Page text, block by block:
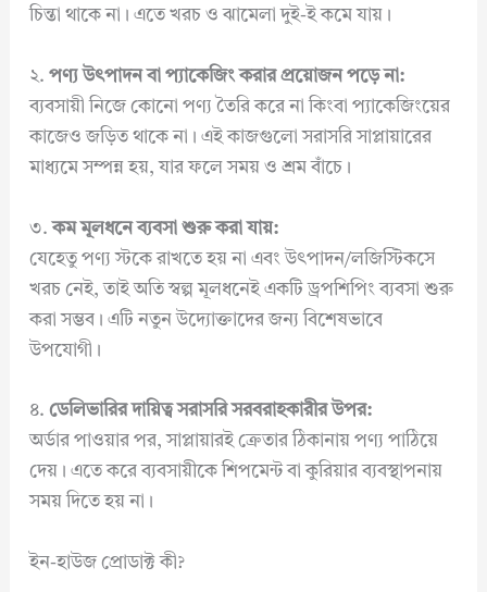
চিন্তা থাকে না। এতে খরচ ও ঝামেলা দুই-ই কমে যায়।
২. পণ্য উৎপাদন বা প্যাকেজিং করার প্রয়োজন পড়ে না:
ব্যবসায়ী নিজে কোনো পণ্য তৈরি করে না কিংবা প্যাকেজিংয়ের
কাজেও জড়িত থাকে না। এই কাজগুলো সরাসরি সাপ্লায়ারের
মাধ্যমে সম্পন্ন হয়, যার ফলে সময় ও শ্রম বাঁচে।
৩.কম মূলধনে ব্যবসা শুরু করা যায়:
যেহেতু পণ্য স্টকে রাখতে হয় না এবং উৎপাদন/লজিস্টিকসে
খরচ নেই, তাই অতি স্বল্প মূলধনেই একটি ড্রপশিপিং ব্যবসা শুরু
করা সম্ভব। এটি নতুন উদ্যোক্তাদের জন্য বিশেষভাবে
উপযোগী।
৪. ডেলিভারির দায়িত্ব সরাসরি সরবরাহকারীর উপর:
অর্ডার পাওয়ার পর, সাপ্লায়ারই ক্রেতার ঠিকানায় পণ্য পাঠিয়ে
দেয়। এতে করে ব্যবসায়ীকে শিপমেন্ট বা কুরিয়ার ব্যবস্থাপনায়
সময় দিতে হয় না।
ইন-হাউজ প্রোডাক্ট কী?